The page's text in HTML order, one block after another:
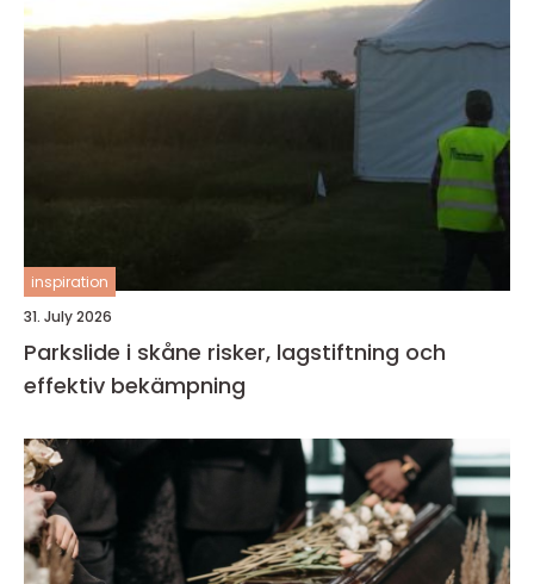
inspiration
31. July 2026
Parkslide i skåne risker, lagstiftning och
effektiv bekämpning